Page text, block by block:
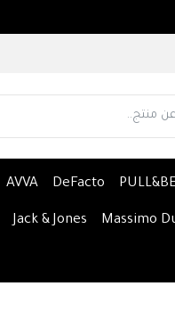
DeFacto
AVVA
Massimo
Jack & Jones